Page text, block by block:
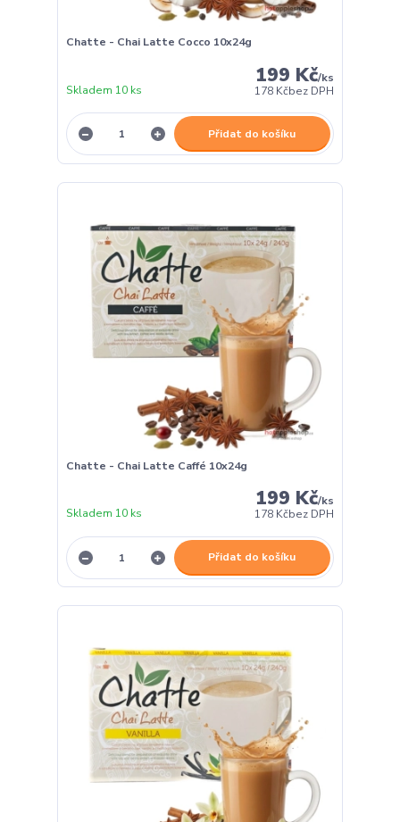
Chatte - Chai Latte Cocco 10x24g
199 Kč/ks
178 Kčbez DPH
Skladem 10 ks
Přidat do košíku
Chatte - Chai Latte Caffé 10x24g
199 Kč/ks
178 Kčbez DPH
Skladem 10 ks
Přidat do košíku